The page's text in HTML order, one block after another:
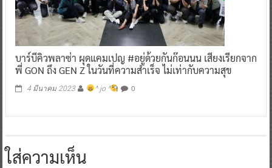
บาร์บีคิวพลาซ่า ผุดแคมเปญ #อยู่ด้วยกันก๊อนนน เสียงเรียกจาก
พี่ GON ถึง GEN Z ในวันที่ความสำเร็จ ไม่เท่ากับความสุข
4 มีนาคม 2023 ^ jo ^ 0
ใส่ความเห็น